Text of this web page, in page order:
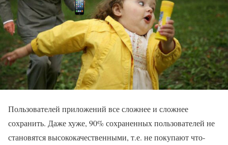
Пользователей приложений все сложнее и сложнее
сохранить. Даже хуже, 90% сохраненных пользователей не
становятся высококачественными, т.е. не покупают что-